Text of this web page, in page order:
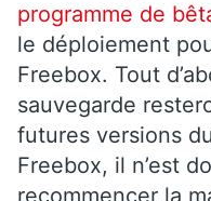
programme de
le déploiement
Freebox. Tout
sauvegarde
futures versions
Freebox, il n’est
recommencer la